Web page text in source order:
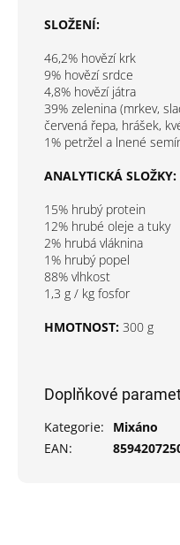
SLOŽENÍ:
46,2% hovězí krk
9% hovězí srdce
4,8% hovězí játra
39% zelenina (mrkev,
červená řepa, hrášek,
1% petržel a lnené
ANALYTICKÁ SLOŽKY:
15% hrubý protein
12% hrubé oleje a tuky
2% hrubá vláknina
1% hrubý popel
88% vlhkost
1,3 g / kg fosfor
HMOTNOST: 300 g
Doplňkové
Kategorie:
Mixáno
EAN: